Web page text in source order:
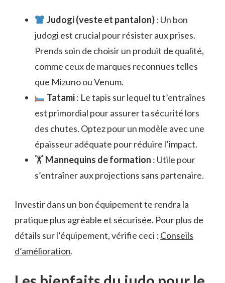
Judogi (veste et pantalon): Un bon
judogi est crucial pour résister aux prises.
Prends soin de choisir un produit de qualité,
comme ceux de marques reconnues telles
que Mizuno ou Venum.
Tatami: Le tapis sur lequel tu t’entraînes
est primordial pour assurer ta sécurité lors
des chutes. Optez pour un modèle avec une
épaisseur adéquate pour réduire l’impact.
🏋️ Mannequins de formation : Utile pour
s’entraîner aux projections sans partenaire.
Investir dans un bon équipement te rendra la
pratique plus agréable et sécurisée. Pour plus de
détails sur l’équipement, vérifie ceci : Conseils
d’amélioration.